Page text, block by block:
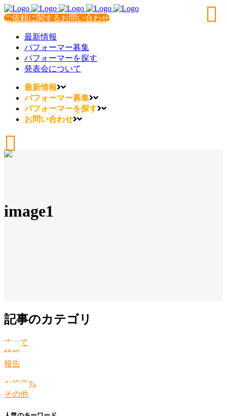
ご依頼に関するお問い合わせ
最新情報
パフォーマー募集
パフォーマーを探す
発表会について
最新情報
パフォーマー募集
パフォーマーを探す
お問い合わせ
image1
記事のカテゴリ
すべて
情報
報告
お役立ち
その他